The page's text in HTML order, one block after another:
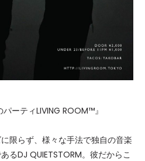
ーティLIVING ROOM™』
限らず、様々な手法で独自の音楽
るDJ QUIETSTORM。彼だからこ